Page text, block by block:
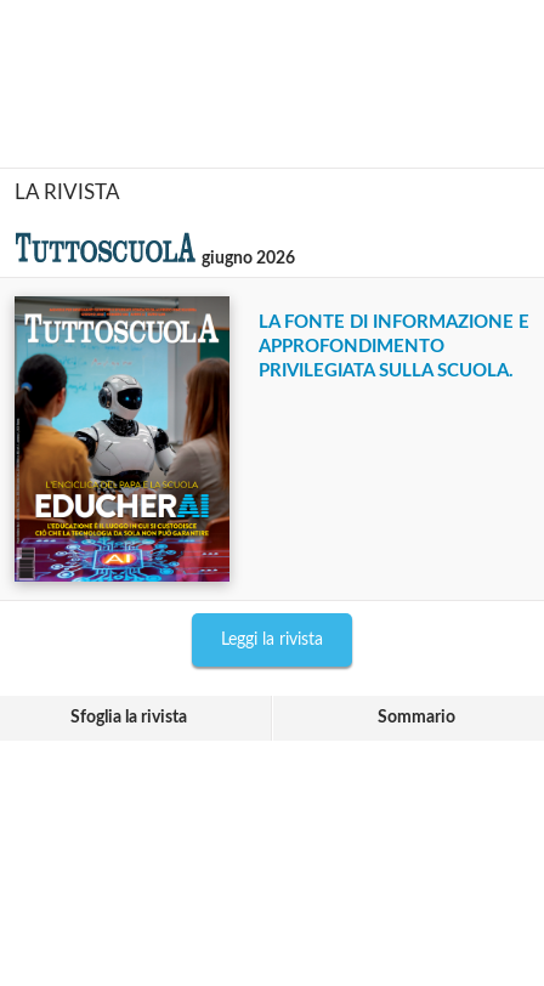
LA RIVISTA
giugno 2026
LA FONTE DI INFORMAZIONE E
APPROFONDIMENTO
PRIVILEGIATA SULLA SCUOLA.
Leggi la rivista
Sfoglia la rivista Sommario